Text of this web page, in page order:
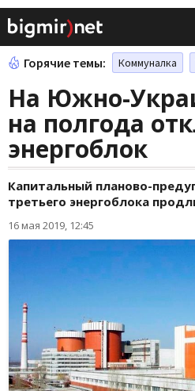
Горячие темы: Коммуналка
На Южно-
на полгода
энергоблок
Капитальный планово-
третьего энергоблока
16 мая 2019, 12:45